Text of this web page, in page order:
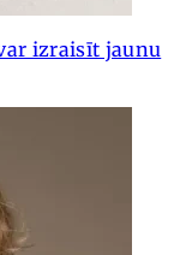
izraisīt jaunu